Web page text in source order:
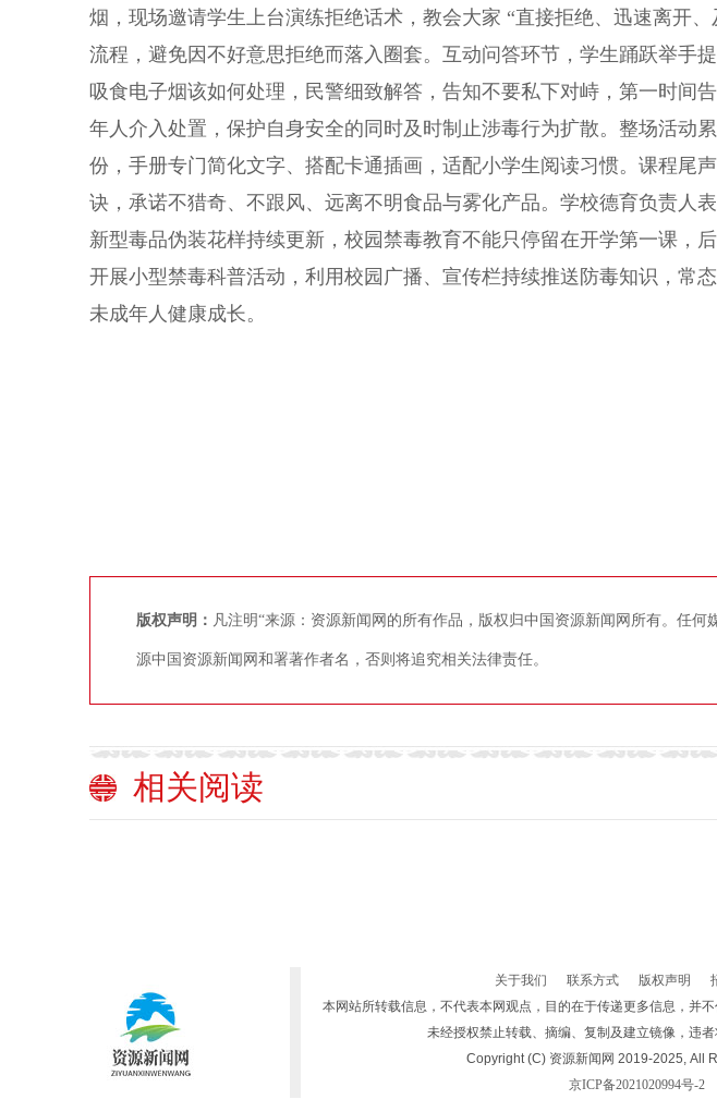
烟，现场邀请学生上台演练拒绝话术，教会大家 “直接拒绝、迅速离开
流程，避免因不好意思拒绝而落入圈套。互动问答环节，学生踊跃举手
吸食电子烟该如何处理，民警细致解答，告知不要私下对峙，第一时间
年人介入处置，保护自身安全的同时及时制止涉毒行为扩散。整场活动
份，手册专门简化文字、搭配卡通插画，适配小学生阅读习惯。课程尾
诀，承诺不猎奇、不跟风、远离不明食品与雾化产品。学校德育负责人
新型毒品伪装花样持续更新，校园禁毒教育不能只停留在开学第一课，
开展小型禁毒科普活动，利用校园广播、宣传栏持续推送防毒知识，常
未成年人健康成长。
版权声明： 凡注明“来源：资源新闻网的所有作品，版权归中国资源新闻网所有。任何
源中国资源新闻网和署著作者名，否则将追究相关法律责任。
相关阅读
关于我们 联系方式 版权声明
本网站所转载信息，不代表本网观点，目的在于传递更多信息，并
未经授权禁止转载、摘编、复制及建立镜像，违者
Copyright (C) 资源新闻网 2019-2025, All
京ICP备2021020994号-2